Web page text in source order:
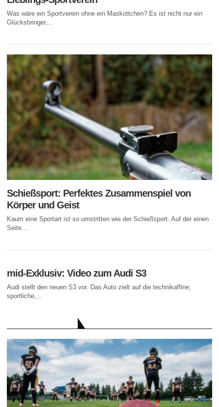
Was wäre ein Sportverein ohne ein Maskottchen? Es ist nicht nur ein
Glücksbringer,...
Schießsport: Perfektes Zusammenspiel von
Körper und Geist
Kaum eine Sportart ist so umstritten wie der Schießsport. Auf der einen
Seite...
mid-Exklusiv: Video zum Audi S3
Audi stellt den neuen S3 vor. Das Auto zielt auf die technikaffine,
sportliche,...